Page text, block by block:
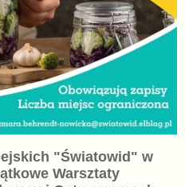
"Światowid" w
Warsztaty